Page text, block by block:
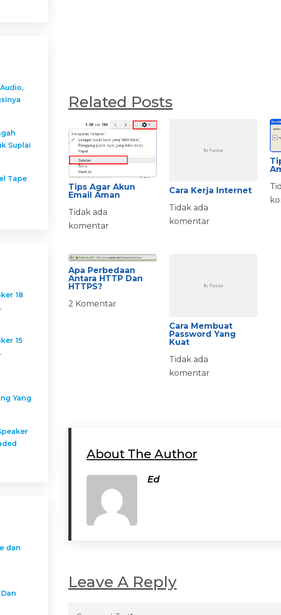
Related Posts
Tips Agar Akun
Email Aman
Tidak ada
komentar
Cara Kerja Internet
Tidak ada
komentar
Apa Perbedaan
Antara HTTP Dan
HTTPS?
2 Komentar
Cara Membuat
Password Yang
Kuat
Tidak ada
komentar
About The Author
Ed
Leave A Reply
Suplai
Tape
18
15
Yang
dan